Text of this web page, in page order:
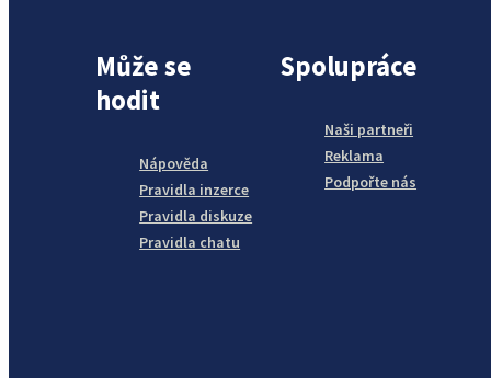
Může se
hodit
Nápověda
Pravidla inzerce
Pravidla diskuze
Pravidla chatu
Spolupráce
Naši partneři
Reklama
Podpořte nás